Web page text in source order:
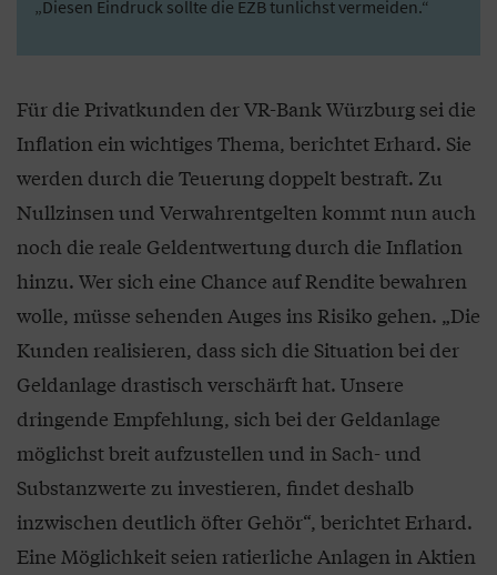
„Diesen Eindruck sollte die EZB tunlichst vermeiden.“
Für die Privatkunden der VR-Bank Würzburg sei die
Inflation ein wichtiges Thema, berichtet Erhard. Sie
werden durch die Teuerung doppelt bestraft. Zu
Nullzinsen und Verwahrentgelten kommt nun auch
noch die reale Geldentwertung durch die Inflation
hinzu. Wer sich eine Chance auf Rendite bewahren
wolle, müsse sehenden Auges ins Risiko gehen. „Die
Kunden realisieren, dass sich die Situation bei der
Geldanlage drastisch verschärft hat. Unsere
dringende Empfehlung, sich bei der Geldanlage
möglichst breit aufzustellen und in Sach- und
Substanzwerte zu investieren, findet deshalb
inzwischen deutlich öfter Gehör“, berichtet Erhard.
Eine Möglichkeit seien ratierliche Anlagen in Aktien